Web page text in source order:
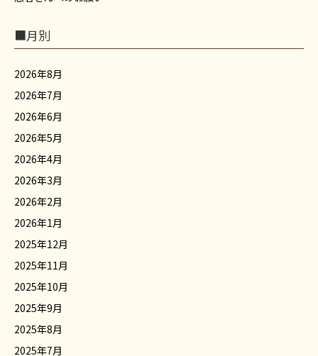
■月別
2026年8月
2026年7月
2026年6月
2026年5月
2026年4月
2026年3月
2026年2月
2026年1月
2025年12月
2025年11月
2025年10月
2025年9月
2025年8月
2025年7月